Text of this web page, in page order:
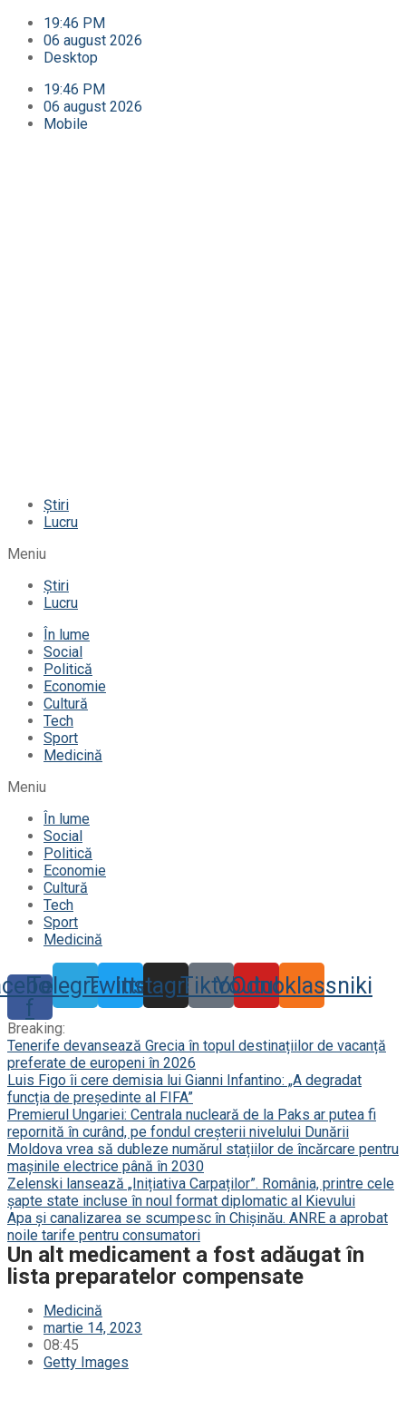
19:46 PM
06 august 2026
Desktop
19:46 PM
06 august 2026
Mobile
Știri
Lucru
Meniu
Știri
Lucru
În lume
Social
Politică
Economie
Cultură
Tech
Sport
Medicină
Meniu
În lume
Social
Politică
Economie
Cultură
Tech
Sport
Medicină
f
TelegramTwitter
Instagram
TiktokYoutube
Odnoklassniki
Breaking:
Tenerife devansează Grecia în topul destinațiilor de vacanță
preferate de europeni în 2026
Luis Figo îi cere demisia lui Gianni Infantino: „A degradat
funcția de președinte al FIFA”
Premierul Ungariei: Centrala nucleară de la Paks ar putea fi
repornită în curând, pe fondul creșterii nivelului Dunării
Moldova vrea să dubleze numărul stațiilor de încărcare pentru
mașinile electrice până în 2030
Zelenski lansează „Inițiativa Carpaților”. România, printre cele
șapte state incluse în noul format diplomatic al Kievului
Apa și canalizarea se scumpesc în Chișinău. ANRE a aprobat
noile tarife pentru consumatori
Un alt medicament a fost adăugat în
lista preparatelor compensate
Medicină
martie 14, 2023
08:45
Getty Images